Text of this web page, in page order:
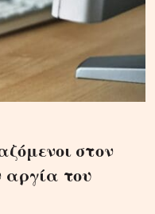
στον
αργία του